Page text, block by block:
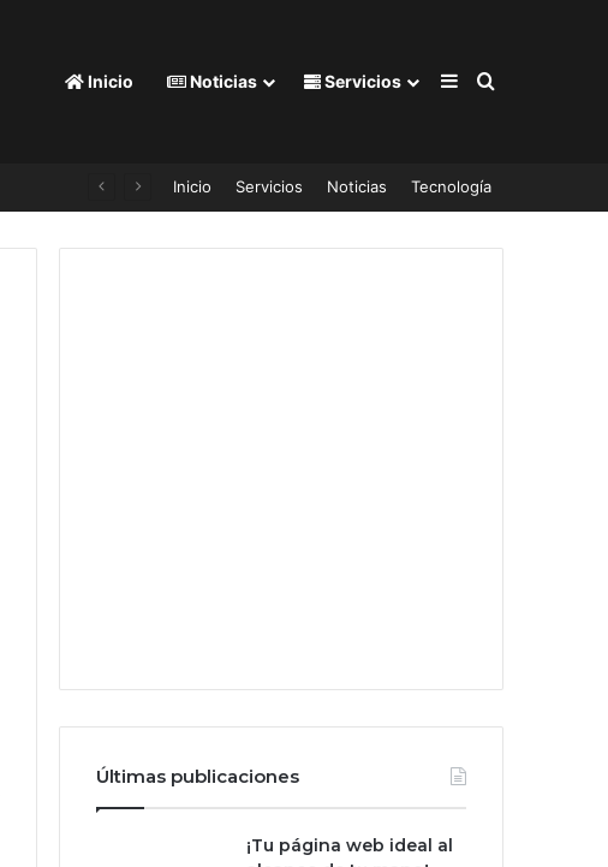
Inicio Noticias Servicios Barra lateral
Buscar por
Inicio Servicios Noticias Tecnología
Últimas publicaciones
¡Tu página web ideal al